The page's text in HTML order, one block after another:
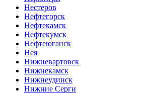
Нестеров
Нефтегорск
Нефтекамск
Нефтекумск
Нефтеюганск
Нея
Нижневартовск
Нижнекамск
Нижнеудинск
Нижние Серги